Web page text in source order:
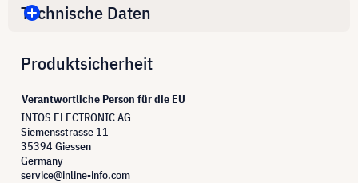
Technische Daten
Produktsicherheit
Verantwortliche Person für die EU
INTOS ELECTRONIC AG
Siemensstrasse 11
35394 Giessen
Germany
service@inline-info.com